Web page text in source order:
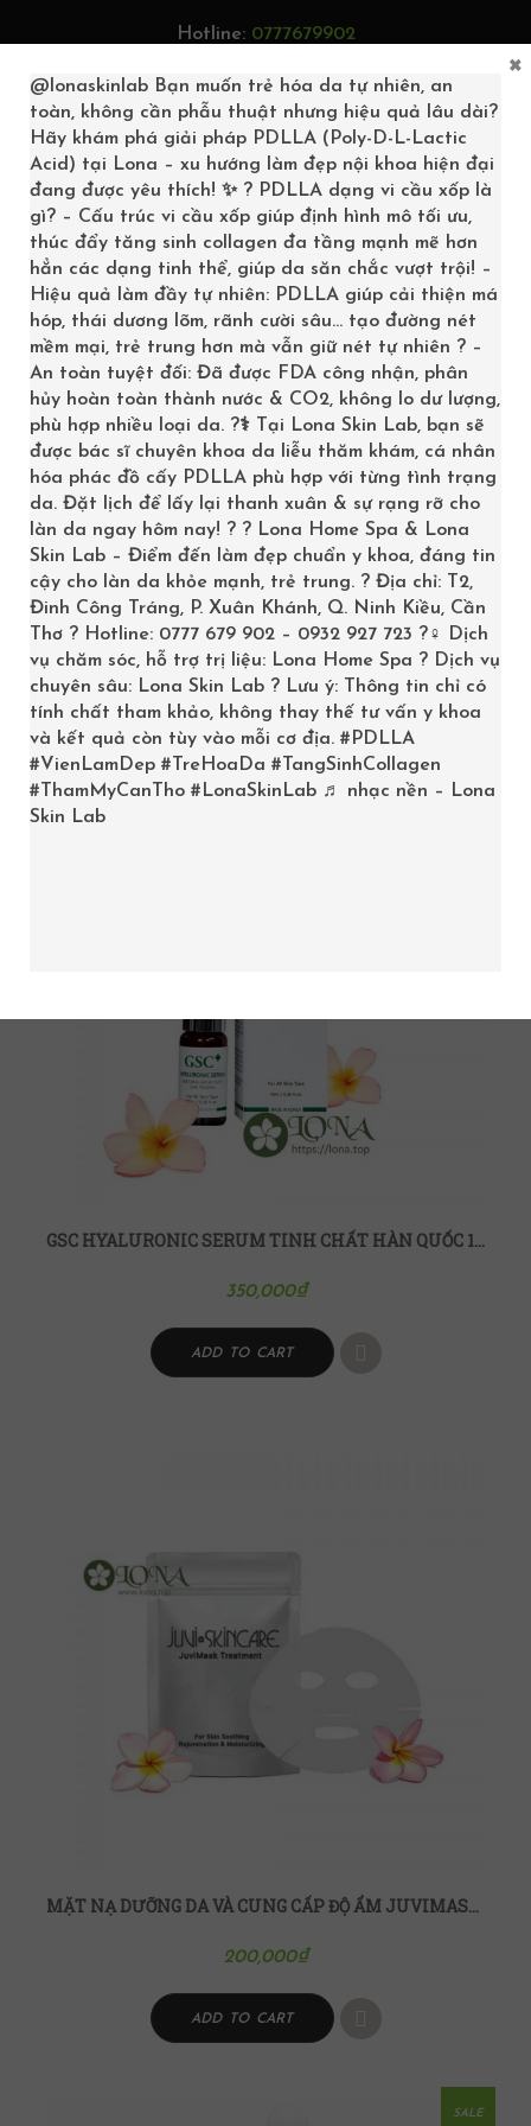
Hotline: 0777679902
0
DA KHÔ
Trang chủ/Product
Showing all 4 results
GSC HYALURONIC SERUM TINH CHẤT HÀN QUỐC 10ML
350,000₫
ADD TO CART
MẶT NẠ DƯỠNG DA VÀ CUNG CẤP ĐỘ ẨM JUVIMASK TREATMENT
200,000₫
ADD TO CART
SALE
@lonaskinlab Bạn muốn trẻ hóa da tự nhiên, an
toàn, không cần phẫu thuật nhưng hiệu quả lâu dài?
Hãy khám phá giải pháp PDLLA (Poly-D-L-Lactic
Acid) tại Lona – xu hướng làm đẹp nội khoa hiện đại
đang được yêu thích! ✨ ? PDLLA dạng vi cầu xốp là
gì? – Cấu trúc vi cầu xốp giúp định hình mô tối ưu,
thúc đẩy tăng sinh collagen đa tầng mạnh mẽ hơn
hẳn các dạng tinh thể, giúp da săn chắc vượt trội! –
Hiệu quả làm đầy tự nhiên: PDLLA giúp cải thiện má
hóp, thái dương lõm, rãnh cười sâu… tạo đường nét
mềm mại, trẻ trung hơn mà vẫn giữ nét tự nhiên ? –
An toàn tuyệt đối: Đã được FDA công nhận, phân
hủy hoàn toàn thành nước & CO2, không lo dư lượng,
phù hợp nhiều loại da. ?‍⚕️ Tại Lona Skin Lab, bạn sẽ
được bác sĩ chuyên khoa da liễu thăm khám, cá nhân
hóa phác đồ cấy PDLLA phù hợp với từng tình trạng
da. Đặt lịch để lấy lại thanh xuân & sự rạng rỡ cho
làn da ngay hôm nay! ? ? Lona Home Spa & Lona
Skin Lab – Điểm đến làm đẹp chuẩn y khoa, đáng tin
cậy cho làn da khỏe mạnh, trẻ trung. ? Địa chỉ: T2,
Đinh Công Tráng, P. Xuân Khánh, Q. Ninh Kiều, Cần
Thơ ? Hotline: 0777 679 902 – 0932 927 723 ?‍♀️ Dịch
vụ chăm sóc, hỗ trợ trị liệu: Lona Home Spa ? Dịch vụ
chuyên sâu: Lona Skin Lab ? Lưu ý: Thông tin chỉ có
tính chất tham khảo, không thay thế tư vấn y khoa
và kết quả còn tùy vào mỗi cơ địa. #PDLLA
#VienLamDep #TreHoaDa #TangSinhCollagen
#ThamMyCanTho #LonaSkinLab ♬ nhạc nền – Lona
Skin Lab
×